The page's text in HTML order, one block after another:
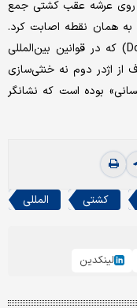
که ۱۰۴نفر از خدمه روی عرشه عقب کشتی جمع
بامداد دقیقا به همان نقطه اصابت کرد.
این الگوی «حمله دوگانه» (DoubleTap Strike) که در قوانین بین‌المللی
اژدر دوم نه خنثی‌سازی
بوده است که نشانگر
کشتی المللی
لینکدین